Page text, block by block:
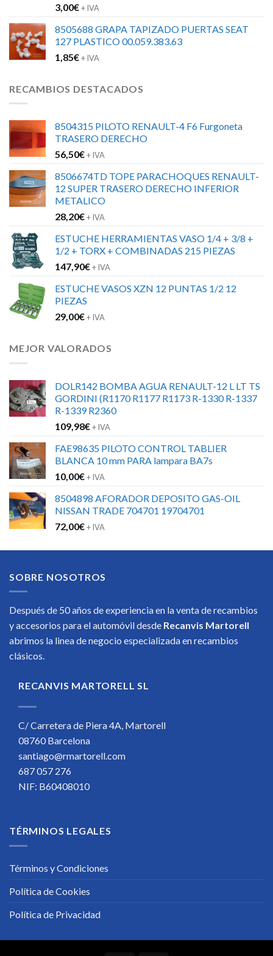
3,00€+ IVA
8505688 GRAPA TAPIZADO PUERTAS SEAT
127 PLASTICO 00.059.383.63
1,85€+ IVA
RECAMBIOS DESTACADOS
8504315 PILOTO RENAULT-4 F6 Furgoneta
TRASERO DERECHO
56,50€+ IVA
8506674TD TOPE PARACHOQUES RENAULT-
12 SUPER TRASERO DERECHO INFERIOR
METALICO
28,20€+ IVA
ESTUCHE HERRAMIENTAS VASO 1/4 + 3/8 +
1/2 + TORX + COMBINADAS 215 PIEZAS
147,90€+ IVA
ESTUCHE VASOS XZN 12 PUNTAS 1/2 12
PIEZAS
29,00€+ IVA
MEJOR VALORADOS
DOLR142 BOMBA AGUA RENAULT-12 L LT TS
GORDINI (R1170 R1177 R1173 R-1330 R-1337
R-1339 R2360
109,98€+ IVA
FAE98635 PILOTO CONTROL TABLIER
BLANCA 10 mm PARA lampara BA7s
10,00€+ IVA
8504898 AFORADOR DEPOSITO GAS-OIL
NISSAN TRADE 704701 19704701
72,00€+ IVA
SOBRE NOSOTROS
Después de 50 años de experiencia en la venta de recambios
y accesorios para el automóvil desde Recanvis Martorell
abrimos la linea de negocio especializada en recambios
clásicos.
RECANVIS MARTORELL SL
C/ Carretera de Piera 4A, Martorell
08760 Barcelona
santiago@rmartorell.com
687 057 276
NIF: B60408010
TÉRMINOS LEGALES
Términos y Condiciones
Política de Cookies
Política de Privacidad